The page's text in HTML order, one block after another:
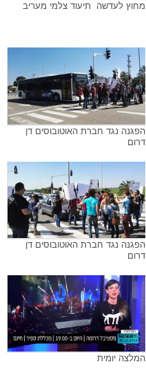
מחוץ לעדשה  תיעוד צלמי מעריב
הפגנה נגד חברת האוטובוסים דן
דרום
הפגנה נגד חברת האוטובוסים דן
דרום
המלצה יומית